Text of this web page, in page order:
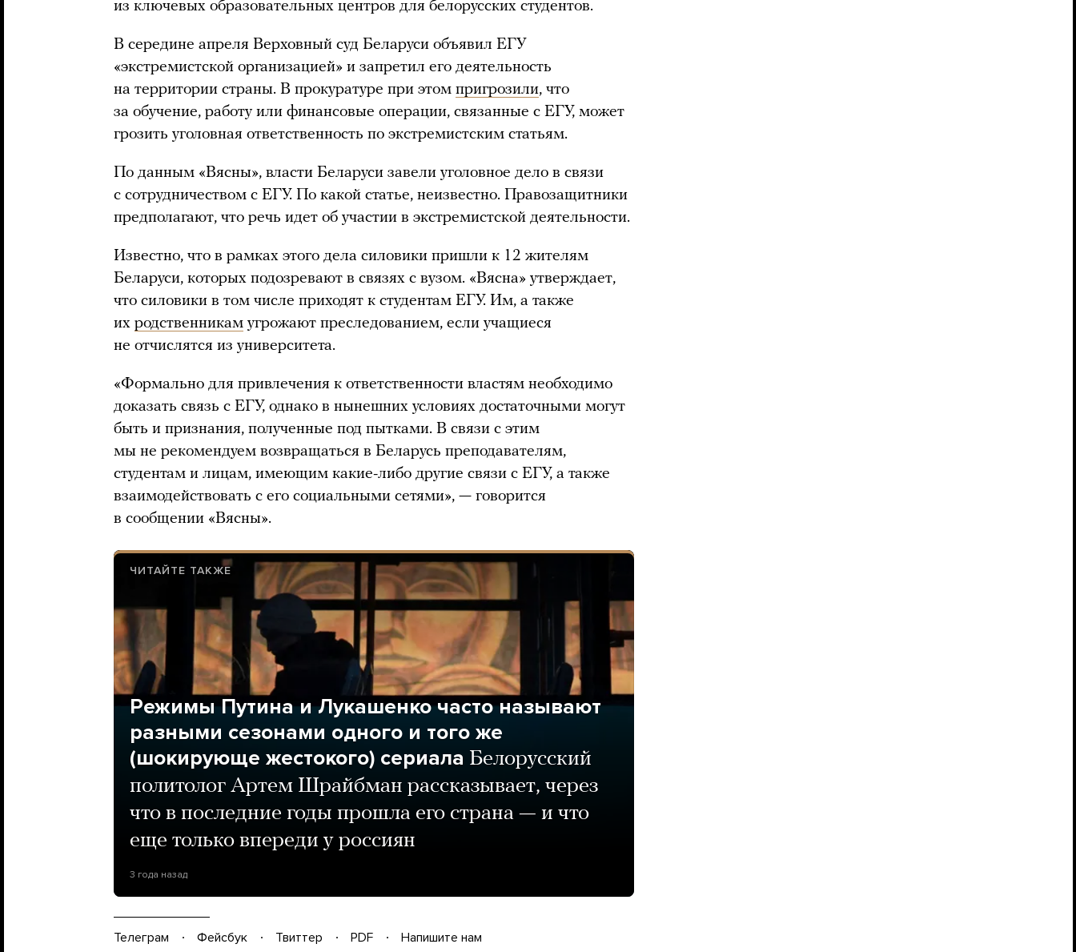
из ключевых образовательных центров для белорусских студентов.
В середине апреля Верховный суд Беларуси объявил ЕГУ
«экстремистской организацией» и запретил его деятельность
на территории страны. В прокуратуре при этом пригрозили, что
за обучение, работу или финансовые операции, связанные с ЕГУ, может
грозить уголовная ответственность по экстремистским статьям.
По данным «Вясны», власти Беларуси завели уголовное дело в связи
с сотрудничеством с ЕГУ. По какой статье, неизвестно. Правозащитники
предполагают, что речь идет об участии в экстремистской деятельности.
Известно, что в рамках этого дела силовики пришли к 12 жителям
Беларуси, которых подозревают в связях с вузом. «Вясна» утверждает,
что силовики в том числе приходят к студентам ЕГУ. Им, а также
их родственникам угрожают преследованием, если учащиеся
не отчислятся из университета.
«Формально для привлечения к ответственности властям необходимо
доказать связь с ЕГУ, однако в нынешних условиях достаточными могут
быть и признания, полученные под пытками. В связи с этим
мы не рекомендуем возвращаться в Беларусь преподавателям,
студентам и лицам, имеющим какие-либо другие связи с ЕГУ, а также
взаимодействовать с его социальными сетями», — говорится
в сообщении «Вясны».
ЧИТАЙТЕ ТАКЖЕ
Режимы Путина и Лукашенко часто называют
разными сезонами одного и того же
(шокирующе жестокого) сериала Белорусский
политолог Артем Шрайбман рассказывает, через
что в последние годы прошла его страна — и что
еще только впереди у россиян
3 года назад
Телеграм Фейсбук Твиттер PDF
Напишите нам